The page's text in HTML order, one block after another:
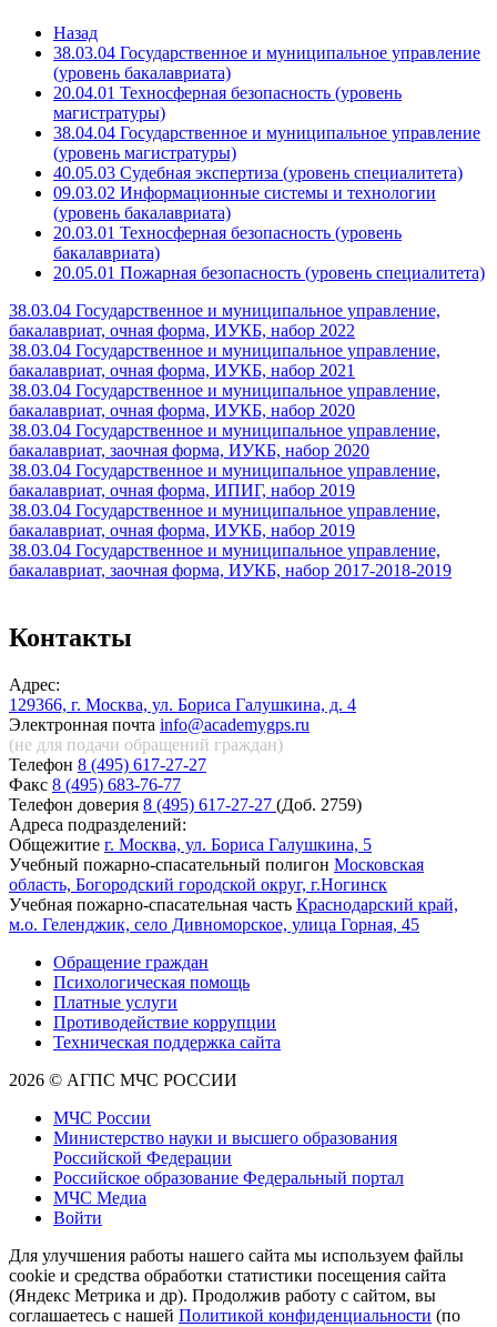
Назад
38.03.04 Государственное и муниципальное управление
(уровень бакалавриата)
20.04.01 Техносферная безопасность (уровень
магистратуры)
38.04.04 Государственное и муниципальное управление
(уровень магистратуры)
40.05.03 Судебная экспертиза (уровень специалитета)
09.03.02 Информационные системы и технологии
(уровень бакалавриата)
20.03.01 Техносферная безопасность (уровень
бакалавриата)
20.05.01 Пожарная безопасность (уровень специалитета)
38.03.04 Государственное и муниципальное управление,
бакалавриат, очная форма, ИУКБ, набор 2022
38.03.04 Государственное и муниципальное управление,
бакалавриат, очная форма, ИУКБ, набор 2021
38.03.04 Государственное и муниципальное управление,
бакалавриат, очная форма, ИУКБ, набор 2020
38.03.04 Государственное и муниципальное управление,
бакалавриат, заочная форма, ИУКБ, набор 2020
38.03.04 Государственное и муниципальное управление,
бакалавриат, очная форма, ИПИГ, набор 2019
38.03.04 Государственное и муниципальное управление,
бакалавриат, очная форма, ИУКБ, набор 2019
38.03.04 Государственное и муниципальное управление,
бакалавриат, заочная форма, ИУКБ, набор 2017-2018-2019
Контакты
Адрес:
129366, г. Москва, ул. Бориса Галушкина, д. 4
Электронная почта info@academygps.ru
(не для подачи обращений граждан)
Телефон 8 (495) 617-27-27
Факс 8 (495) 683-76-77
Телефон доверия 8 (495) 617-27-27 (Доб. 2759)
Адреса подразделений:
Общежитие г. Москва, ул. Бориса Галушкина, 5
Учебный пожарно-спасательный полигон Московская
область, Богородский городской округ, г.Ногинск
Учебная пожарно-спасательная часть Краснодарский край,
м.о. Геленджик, село Дивноморское, улица Горная, 45
Обращение граждан
Психологическая помощь
Платные услуги
Противодействие коррупции
Техническая поддержка сайта
2026 © АГПС МЧС РОССИИ
МЧС России
Министерство науки и высшего образования
Российской Федерации
Российское образование Федеральный портал
МЧС Медиа
Войти
Для улучшения работы нашего сайта мы используем файлы
cookie и средства обработки статистики посещения сайта
(Яндекс Метрика и др). Продолжив работу с сайтом, вы
соглашаетесь с нашей Политикой конфиденциальности (по